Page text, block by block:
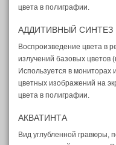
цвета в полиграфии.
АДДИТИВНЫЙ СИНТЕЗ
Воспроизведение цвета в
излучений базовых цветов
Используется в мониторах
цветных изображений на
цвета в полиграфии.
АКВАТИНТА
Вид углубленной гравюры,